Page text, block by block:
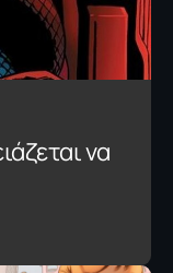
να